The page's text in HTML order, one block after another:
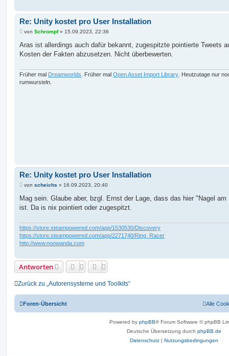
Re: Unity kostet pro User Installation
B
i
r
von Schrompf» 15.09.2023, 22:36
Aras ist allerdings auch dafür bekannt, zugespitzte pointierte Tweets
Kosten der Fakten abzusetzen. Nicht überbewerten.
Früher mal Dreamworlds. Früher mal Open Asset Import Library. Heutzutage nur
rumwursteln.
Re: Unity kostet pro User Installation
B
i
r
von scheichs » 16.09.2023, 20:40
Mag sein. Glaube aber, bzgl. Ernst der Lage, dass das hier "Nagel am
ist. Da is nix pointiert oder zugespitzt.
https://store.steampowered.com/app/1530530/Discovery
https://store.steampowered.com/app/2271740/Ring_Racer
http://www.noowanda.com
Antworten
Zurück zu „Autorensysteme und Toolkits“
Foren-Übersicht Alle
Powered by phpBB® Forum Software © phpBB
Deutsche Übersetzung durch phpBB.de
Datenschutz
Nutzungsbedingungen